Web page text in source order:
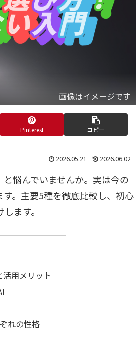
画像はイメージです
Pinterest コピー
2026.05.21 2026.06.02
と悩んでいませんか。実は今の
。主要5種を徹底比較し、初心
ます。
用メリット
れの性格